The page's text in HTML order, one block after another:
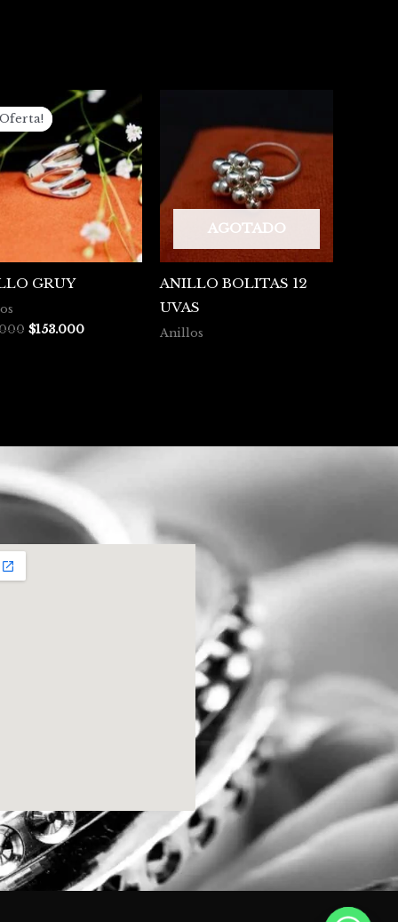
GRUY
precio
original
$172.000.
$153.000
El
precio
actual
es:
$153.000.
AGOTADO
ANILLO BOLITAS 12
UVAS
Anillos